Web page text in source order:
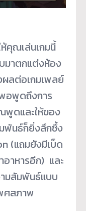
คุณเล่นเกมนี้
มาตกแต่งห้อง
ลต่อเกมเพลย์
อพูดถึงการ
ดและให้ของ
พันธ์ก็ยิ่งลึกซึ้ง
(แถมยังมีเบ็ด
อาหารอีก) และ
มสัมพันธ์แบบ
ศสภาพ